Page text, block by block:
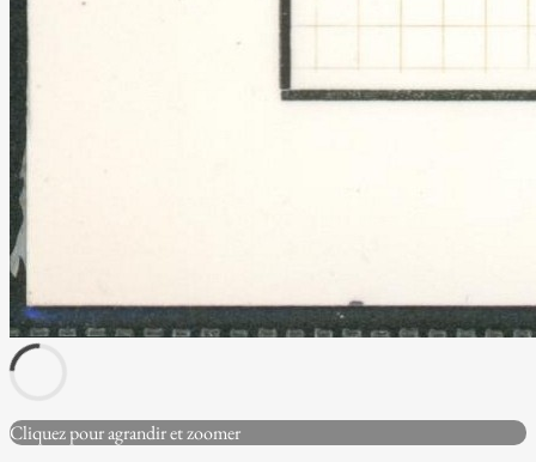
Cliquez pour agrandir et zoomer